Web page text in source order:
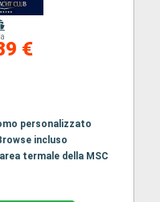
€
personalizzato
incluso
termale della MSC